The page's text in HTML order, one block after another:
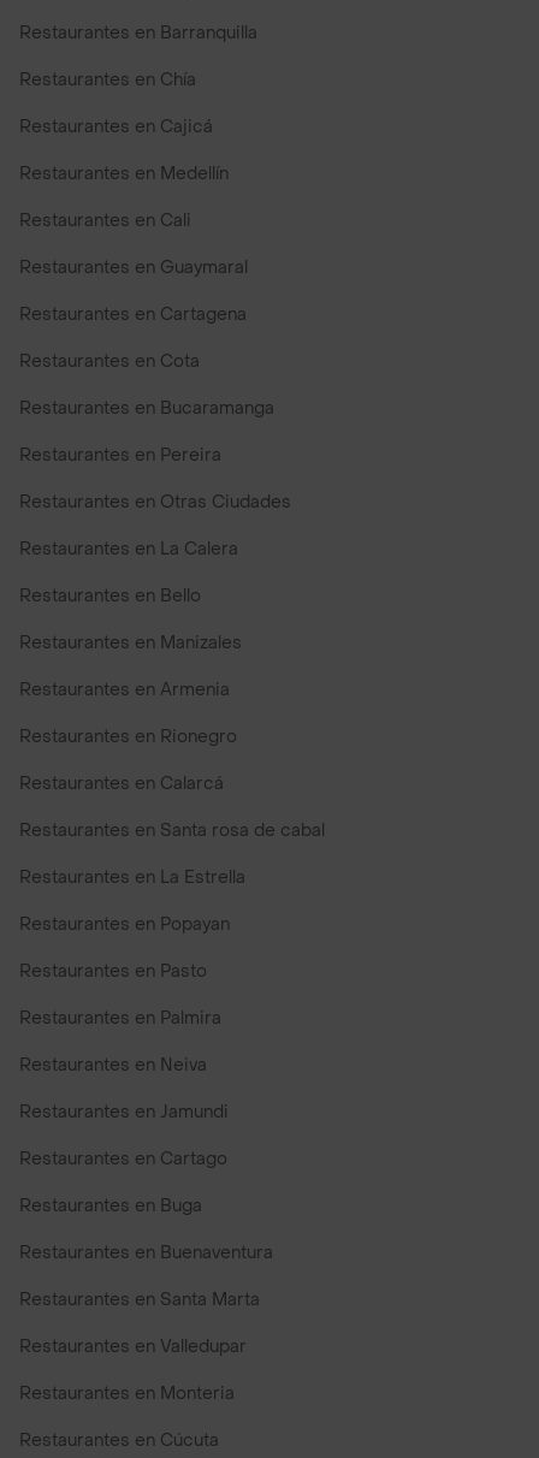
Restaurantes en Barranquilla
Restaurantes en Chía
Restaurantes en Cajicá
Restaurantes en Medellín
Restaurantes en Cali
Restaurantes en Guaymaral
Restaurantes en Cartagena
Restaurantes en Cota
Restaurantes en Bucaramanga
Restaurantes en Pereira
Restaurantes en Otras Ciudades
Restaurantes en La Calera
Restaurantes en Bello
Restaurantes en Manizales
Restaurantes en Armenia
Restaurantes en Rionegro
Restaurantes en Calarcá
Restaurantes en Santa rosa de cabal
Restaurantes en La Estrella
Restaurantes en Popayan
Restaurantes en Pasto
Restaurantes en Palmira
Restaurantes en Neiva
Restaurantes en Jamundi
Restaurantes en Cartago
Restaurantes en Buga
Restaurantes en Buenaventura
Restaurantes en Santa Marta
Restaurantes en Valledupar
Restaurantes en Monteria
Restaurantes en Cúcuta